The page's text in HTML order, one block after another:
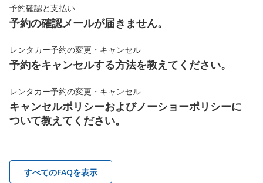
予約確認と支払い
予約の確認メールが届きません。
レンタカー予約の変更・キャンセル
予約をキャンセルする方法を教えてください。
レンタカー予約の変更・キャンセル
キャンセルポリシーおよびノーショーポリシーに
ついて教えてください。
すべてのFAQを表示